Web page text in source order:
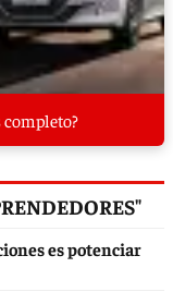
completo?
es potenciar